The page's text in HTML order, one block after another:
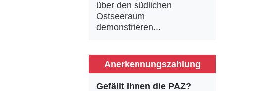
über den südlichen
Ostseeraum
demonstrieren...
Anerkennungszahlung
Gefällt Ihnen die PAZ?